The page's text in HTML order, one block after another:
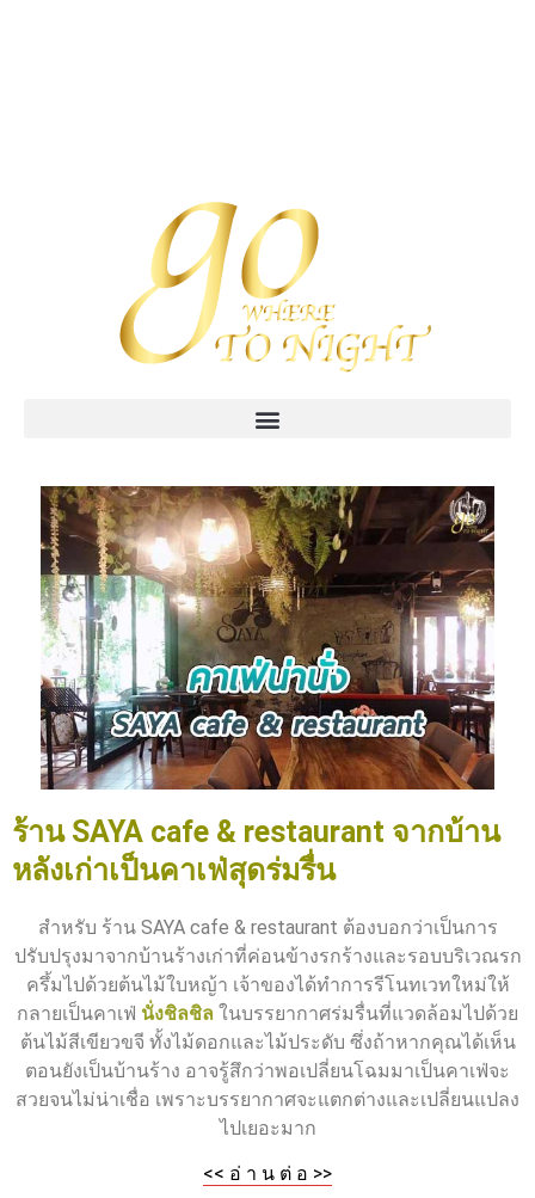
ร้าน SAYA cafe & restaurant จากบ้าน
หลังเก่าเป็นคาเฟ่สุดร่มรื่น
สำหรับ ร้าน SAYA cafe & restaurant ต้องบอกว่าเป็นการ
ปรับปรุงมาจากบ้านร้างเก่าที่ค่อนข้างรกร้างและรอบบริเวณรก
ครึ้มไปด้วยต้นไม้ใบหญ้า เจ้าของได้ทำการรีโนทเวทใหม่ให้
กลายเป็นคาเฟ่ นั่งชิลชิล ในบรรยากาศร่มรื่นที่แวดล้อมไปด้วย
ต้นไม้สีเขียวขจี ทั้งไม้ดอกและไม้ประดับ ซึ่งถ้าหากคุณได้เห็น
ตอนยังเป็นบ้านร้าง อาจรู้สึกว่าพอเปลี่ยนโฉมมาเป็นคาเฟ่จะ
สวยจนไม่น่าเชื่อ เพราะบรรยากาศจะแตกต่างและเปลี่ยนแปลง
ไปเยอะมาก
<< อ่ า น ต่ อ >>